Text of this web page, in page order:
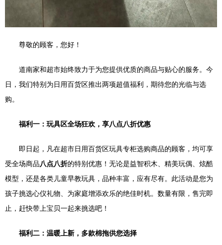
尊敬的顾客，您好！
道南家和超市始终致力于为您提供优质的商品与贴心的服务。今
日，我们特别为日用百货区推出两项超值福利，期待您的光临与选
购。
福利一：玩具区全场狂欢，享八点八折优惠
即日起，凡在超市日用百货区玩具专柜选购商品的顾客，均可享
受全场商品八点八折的特别优惠！无论是益智积木、精美玩偶、炫酷
模型，还是各类儿童早教玩具，品种丰富，应有尽有。此活动是您为
孩子挑选心仪礼物、为家庭增添欢乐的绝佳时机。数量有限，售完即
止，赶快带上宝贝一起来挑选吧！
福利二：温暖上新，多款棉拖供您选择